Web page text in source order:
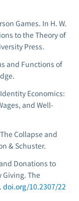
Games. In H. W.
to the Theory of
Press.
and Functions of
Identity Economics:
and Well-
Collapse and
& Schuster.
Donations to
Giving.The
doi.org/10.2307/22